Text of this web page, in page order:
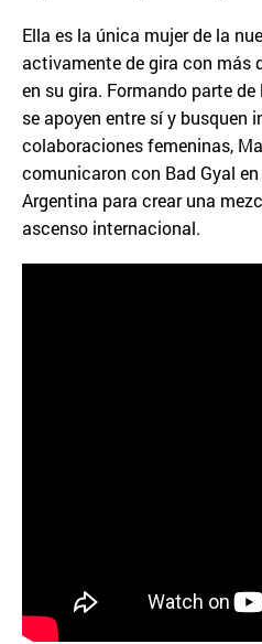
Ella es la única mujer de la
activamente de gira con más
en su gira. Formando parte
se apoyen entre sí y busquen
colaboraciones femeninas,
comunicaron con Bad Gyal
Argentina para crear una
ascenso internacional.